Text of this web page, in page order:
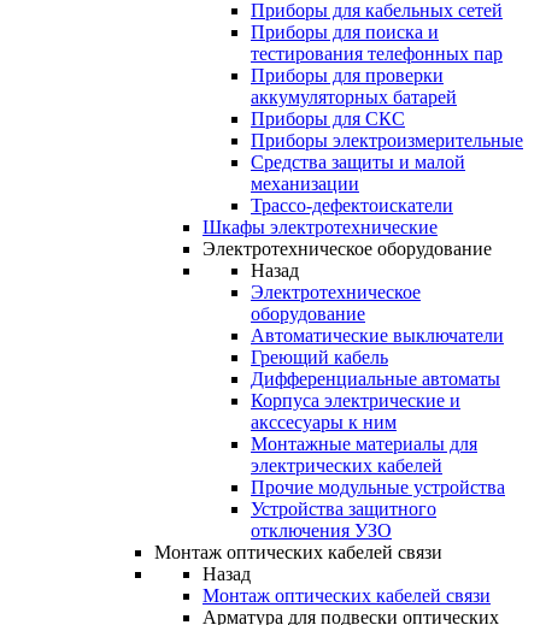
Приборы для кабельных сетей
Приборы для поиска и
тестирования телефонных пар
Приборы для проверки
аккумуляторных батарей
Приборы для СКС
Приборы электроизмерительные
Средства защиты и малой
механизации
Трассо-дефектоискатели
Шкафы электротехнические
Электротехническое оборудование
Назад
Электротехническое
оборудование
Автоматические выключатели
Греющий кабель
Дифференциальные автоматы
Корпуса электрические и
акссесуары к ним
Монтажные материалы для
электрических кабелей
Прочие модульные устройства
Устройства защитного
отключения УЗО
Монтаж оптических кабелей связи
Назад
Монтаж оптических кабелей связи
Арматура для подвески оптических